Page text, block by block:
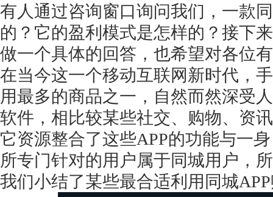
有人通过咨询窗口询问我们，一款
的？它的盈利模式是怎样的？接下
做一个具体的回答，也希望对各位
在当今这一个移动互联网新时代，
用最多的商品之一，自然而然深受
软件，相比较某些社交、购物、资
它资源整合了这些APP的功能与一
所专门针对的用户属于同城用户，
我们小结了某些最合适利用同城